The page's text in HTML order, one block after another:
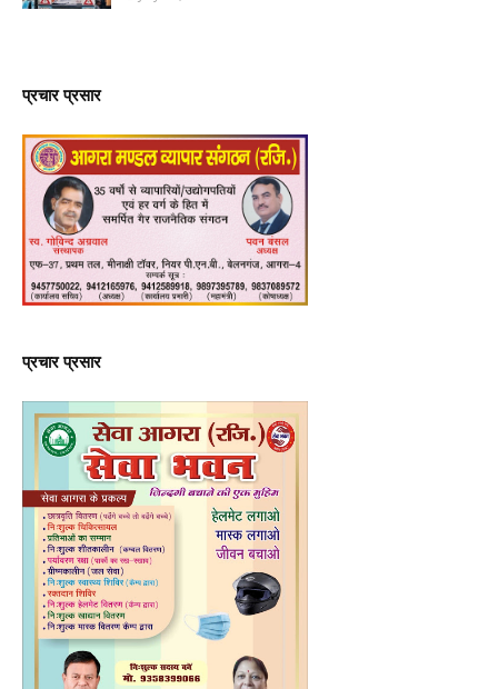
प्रचार प्रसार
प्रचार प्रसार